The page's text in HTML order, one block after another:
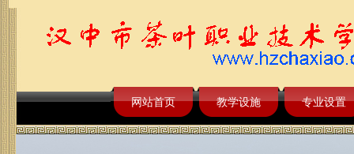
网站首页 教学设施 专业设置